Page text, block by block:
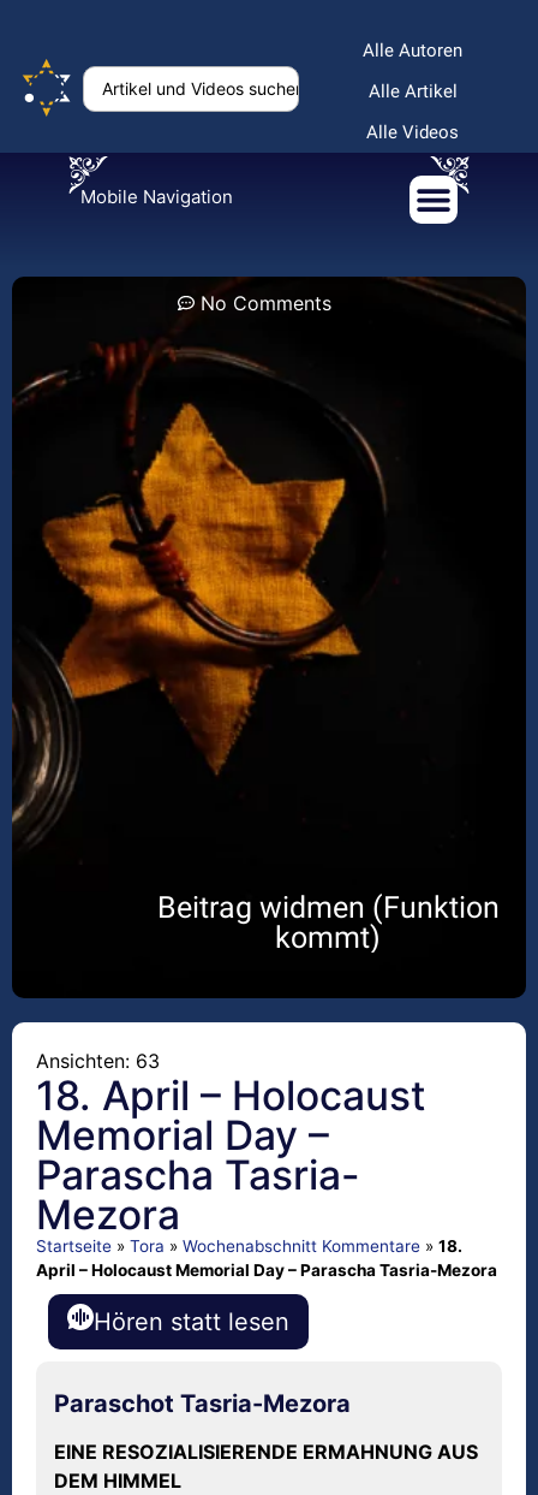
Alle Autoren
Alle Artikel
Alle Videos
Mobile Navigation
No Comments
Beitrag widmen (Funktion
kommt)
Ansichten: 63
18. April – Holocaust
Memorial Day –
Parascha Tasria-
Mezora
Startseite » Tora » Wochenabschnitt Kommentare » 18.
April – Holocaust Memorial Day – Parascha Tasria-Mezora
Hören statt lesen
Paraschot Tasria-Mezora
EINE RESOZIALISIERENDE ERMAHNUNG AUS
DEM HIMMEL